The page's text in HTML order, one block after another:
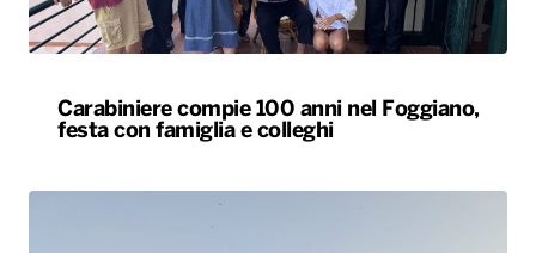
Carabiniere compie 100 anni nel Foggiano,
festa con famiglia e colleghi